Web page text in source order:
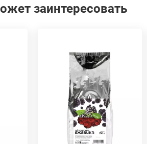
заинтересовать